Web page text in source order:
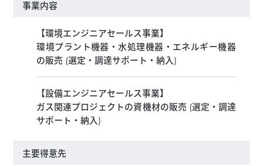
事業内容
【環境エンジニアセールス事業】
環境プラント機器・水処理機器・エネルギー機器
の販売 (選定・調達サポート・納入)
【設備エンジニアセールス事業】
ガス関連プロジェクトの資機材の販売 (選定・調達
サポート・納入)
主要得意先